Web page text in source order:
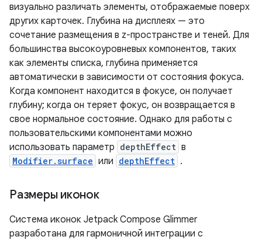
визуально различать элементы, отображаемые поверх
других карточек. Глубина на дисплеях — это
сочетание размещения в z-пространстве и теней. Для
большинства высокоуровневых компонентов, таких
как элементы списка, глубина применяется
автоматически в зависимости от состояния фокуса.
Когда компонент находится в фокусе, он получает
глубину; когда он теряет фокус, он возвращается в
свое нормальное состояние. Однако для работы с
пользовательскими компонентами можно
использовать параметр depthEffect в
Modifier.surface или depthEffect .
Размеры иконок
Система иконок Jetpack Compose Glimmer
разработана для гармоничной интеграции с